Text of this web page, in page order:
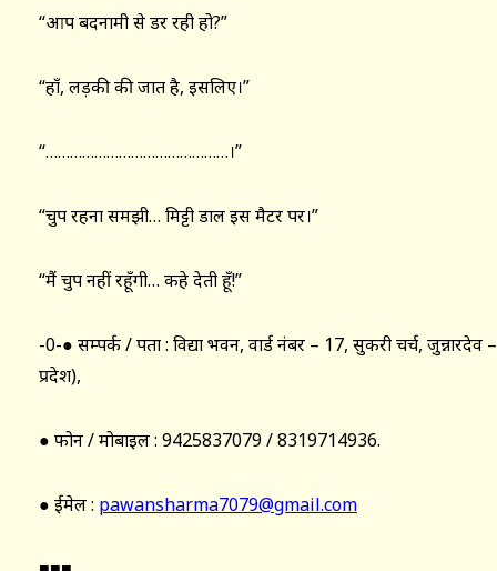
“आप बदनामी से डर रही हो?”
“हाँ, लड़की की जात है, इसलिए।”
“………………………………………।”
“चुप रहना समझी… मिट्टी डाल इस मैटर पर।”
“मैं चुप नहीं रहूँगी… कहे देती हूँ!”
-0-● सम्पर्क / पता : विद्या भवन, वार्ड नंबर – 17, सुकरी चर्च,
प्रदेश),
● फोन / मोबाइल : 9425837079 / 8319714936.
● ईमेल : pawansharma7079@gmail.com